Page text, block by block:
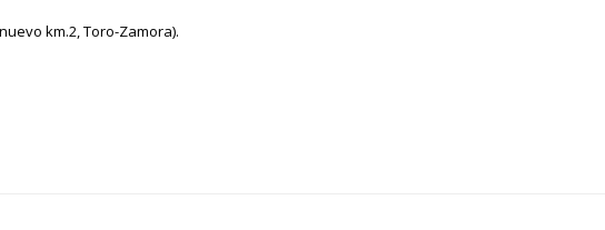
km.2, Toro-Zamora).